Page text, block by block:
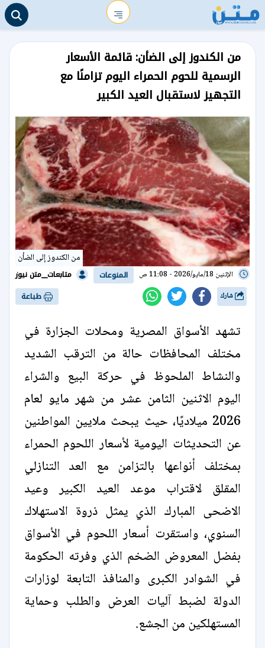
من الكندوز إلى الضأن: قائمة الأسعار
الرسمية للحوم الحمراء اليوم تزامنًا مع
التجهيز لاستقبال العيد الكبير
من الكندوز إلى الضأن
الإثنين 18/مايو/2026 - 11:08 ص المنوعات متابعات__متن نيوز
طباعة
تشهد الأسواق المصرية ومحلات الجزارة في
مختلف المحافظات حالة من الترقب الشديد
والنشاط الملحوظ في حركة البيع والشراء
اليوم الاثنين الثامن عشر من شهر مايو لعام
2026 ميلاديًا، حيث يبحث ملايين المواطنين
عن التحديثات اليومية لأسعار اللحوم الحمراء
بمختلف أنواعها بالتزامن مع العد التنازلي
المقلق لاقتراب موعد العيد الكبير وعيد
الاضحى المبارك الذي يمثل ذروة الاستهلاك
السنوي، واستقرت أسعار اللحوم في الأسواق
بفضل المعروض الضخم الذي وفرته الحكومة
في الشوادر الكبرى والمنافذ التابعة لوزارات
الدولة لضبط آليات العرض والطلب وحماية
المستهلكين من الجشع.